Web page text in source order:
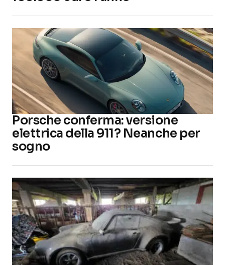
Porsche conferma: versione
elettrica della 911? Neanche per
sogno